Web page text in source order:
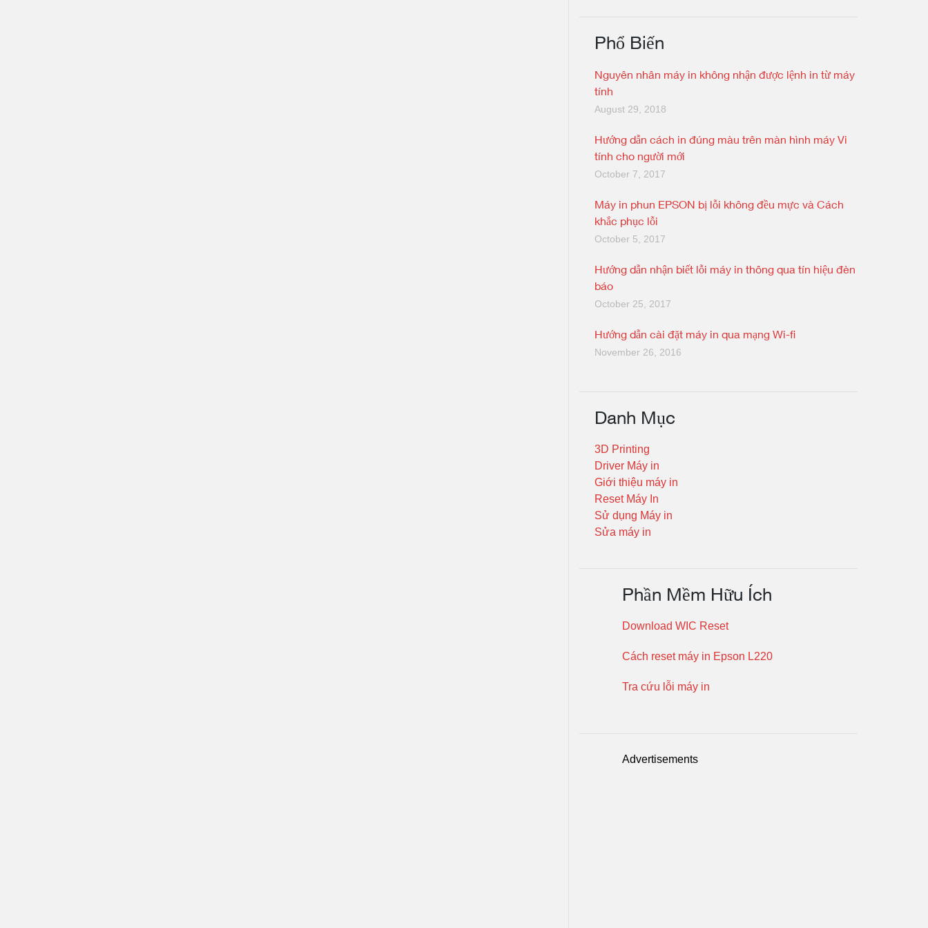
Phổ Biến
Nguyên nhân máy in không nhận được lệnh in từ máy
tính
August 29, 2018
Hướng dẫn cách in đúng màu trên màn hình máy Vi
tính cho người mới
October 7, 2017
Máy in phun EPSON bị lỗi không đều mực và Cách
khắc phục lỗi
October 5, 2017
Hướng dẫn nhận biết lỗi máy in thông qua tín hiệu đèn
báo
October 25, 2017
Hướng dẫn cài đặt máy in qua mạng Wi-fi
November 26, 2016
Danh Mục
3D Printing
Driver Máy in
Giới thiệu máy in
Reset Máy In
Sử dụng Máy in
Sửa máy in
Phần Mềm Hữu Ích
Download WIC Reset
Cách reset máy in Epson L220
Tra cứu lỗi máy in
Advertisements